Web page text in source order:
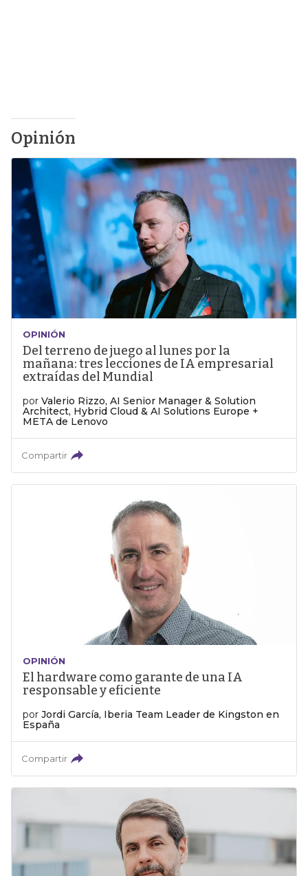
Opinión
OPINIÓN
Del terreno de juego al lunes por la
mañana: tres lecciones de IA empresarial
extraídas del Mundial
por Valerio Rizzo, AI Senior Manager & Solution
Architect, Hybrid Cloud & AI Solutions Europe +
META de Lenovo
Compartir
OPINIÓN
El hardware como garante de una IA
responsable y eficiente
por Jordi García, Iberia Team Leader de Kingston en
España
Compartir